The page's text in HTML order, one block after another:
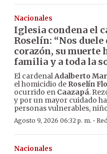
Nacionales
Iglesia condena el
Roselín: “Nos duele
corazón, su muerte
familia y a toda la
El cardenalAdalberto
el homicidio de Roselín
ocurrido en Caazapá.
y por un mayor cuidado
personas vulnerables,
Agosto 9, 2026 06:32 p. m. ·
Nacionales